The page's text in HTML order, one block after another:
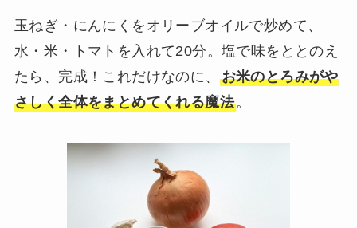
玉ねぎ・にんにくをオリーブオイルで炒めて、
水・米・トマトを入れて20分。塩で味をととのえ
たら、完成！これだけなのに、 お米のとろみがや
さしく全体をまとめてくれる魔法。